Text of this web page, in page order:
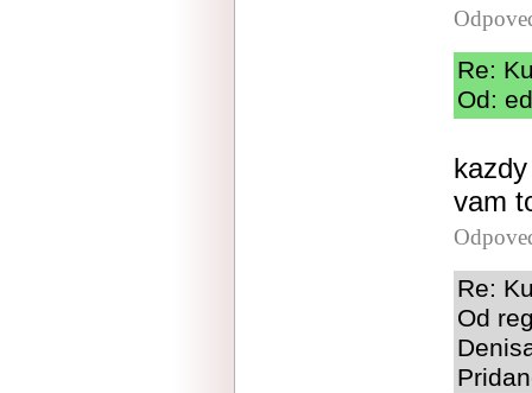
Re:
Od:
vam
Re:
Od